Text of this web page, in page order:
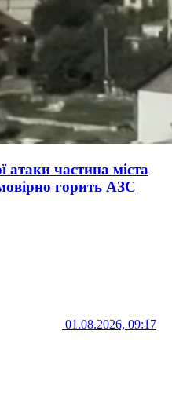
атаки частина міста
горить АЗС
01.08.2026, 09:17